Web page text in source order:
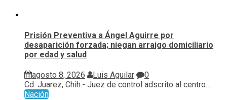
Prisión Preventiva a Ángel Aguirre por
desaparición forzada; niegan arraigo domiciliario
por edad y salud
agosto 8, 2026 Luis Aguilar
0
Cd. Juarez, Chih.- Juez de control adscrito al centro...
Nación